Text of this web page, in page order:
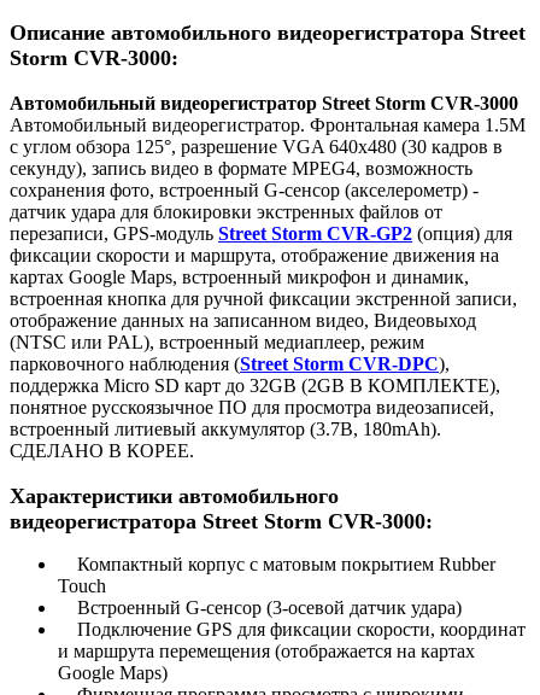
Описание автомобильного видеорегистратора Street
Storm CVR-3000:
Автомобильный видеорегистратор Street Storm CVR-3000
Автомобильный видеорегистратор. Фронтальная камера 1.5М
с углом обзора 125°, разрешение VGA 640х480 (30 кадров в
секунду), запись видео в формате MPEG4, возможность
сохранения фото, встроенный G-сенсор (акселерометр) -
датчик удара для блокировки экстренных файлов от
перезаписи, GPS-модуль Street Storm CVR-GP2 (опция) для
фиксации скорости и маршрута, отображение движения на
картах Google Maps, встроенный микрофон и динамик,
встроенная кнопка для ручной фиксации экстренной записи,
отображение данных на записанном видео, Видеовыход
(NTSC или PAL), встроенный медиаплеер, режим
парковочного наблюдения (Street Storm CVR-DPC),
поддержка Micro SD карт до 32GB (2GB В КОМПЛЕКТЕ),
понятное русскоязычное ПО для просмотра видеозаписей,
встроенный литиевый аккумулятор (3.7В, 180mAh).
СДЕЛАНО В КОРЕЕ.
Характеристики автомобильного
видеорегистратора Street Storm CVR-3000:
Компактный корпус с матовым покрытием Rubber
Touch
Встроенный G-сенсор (3-осевой датчик удара)
Подключение GPS для фиксации скорости, координат
и маршрута перемещения (отображается на картах
Google Maps)